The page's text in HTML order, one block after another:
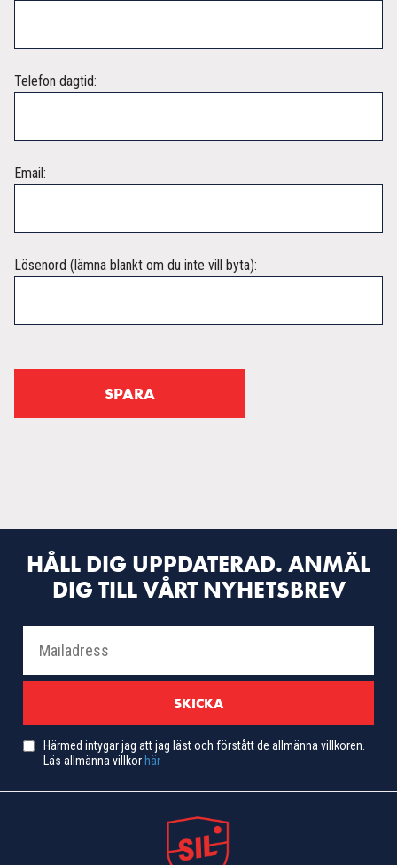
Telefon dagtid:
Email:
Lösenord (lämna blankt om du inte vill byta):
HÅLL DIG UPPDATERAD. ANMÄL
DIG TILL VÅRT NYHETSBREV
Härmed intygar jag att jag läst och förstått de allmänna villkoren.
Läs allmänna villkor här